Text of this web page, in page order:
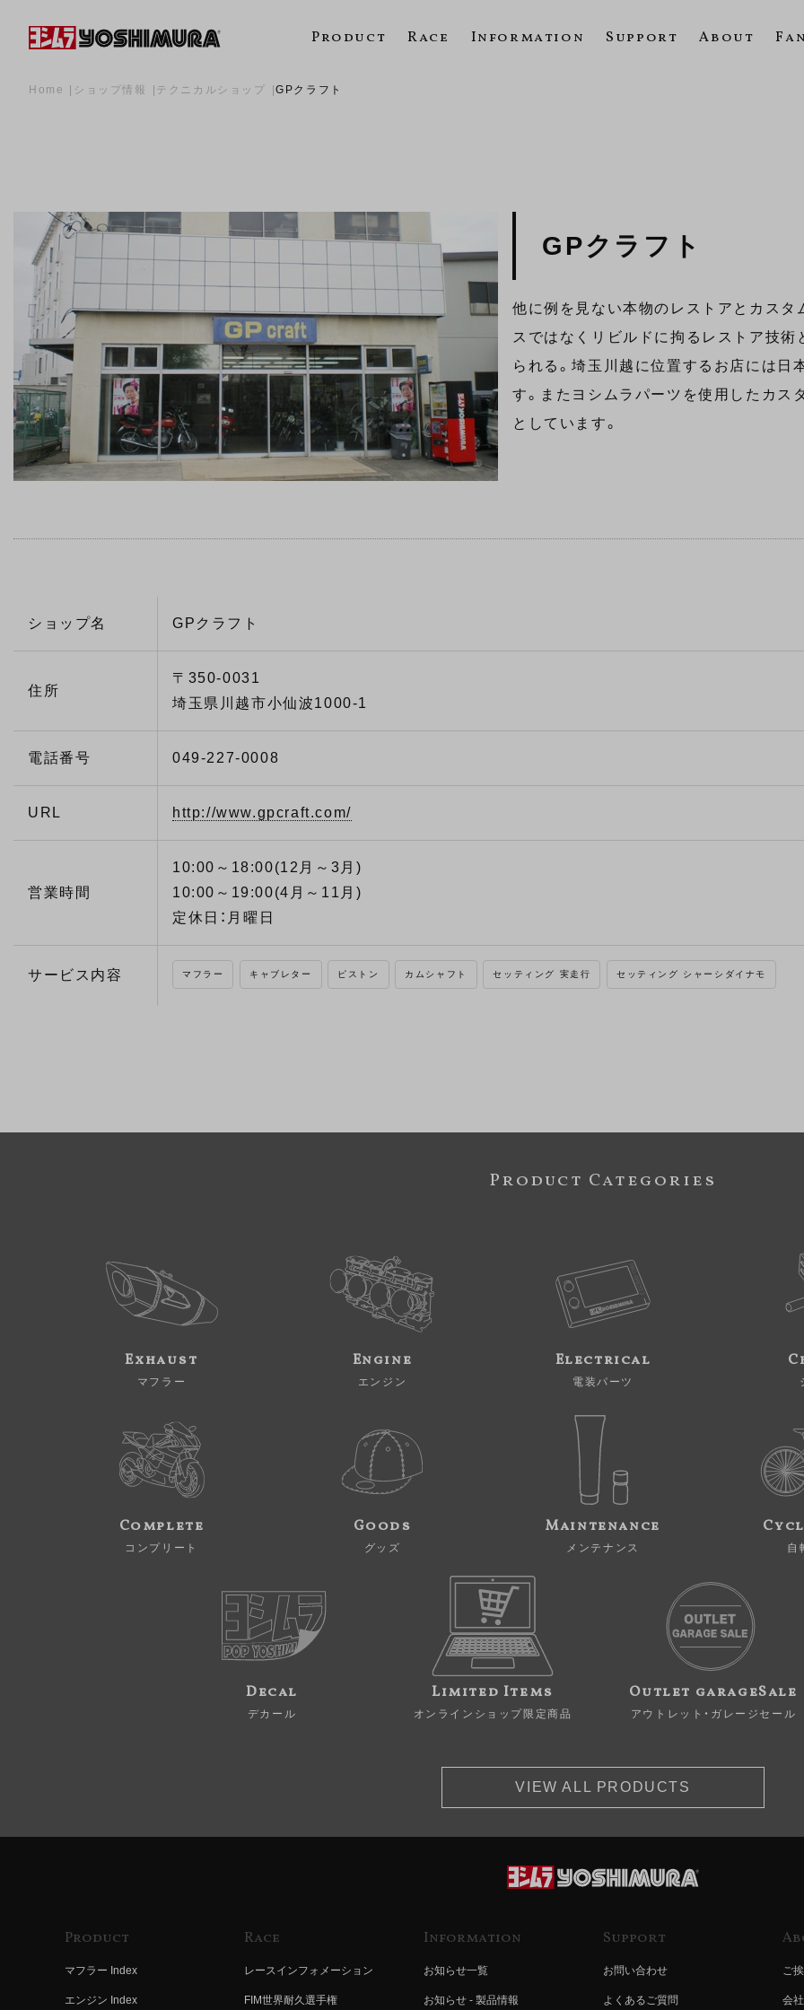
Product Race Information Support About
Home ショップ情報 テクニカルショップ GPクラフト
GPクラフト
他に例を見ない本物のレストアとカスタ
スではなくリビルドに拘るレストア技術
られる。埼玉川越に位置するお店には日
す。またヨシムラパーツを使用したカス
としています。
ショップ名 GPクラフト
住所
〒350-0031
埼玉県川越市小仙波1000-1
電話番号 049-227-0008
URL http://www.gpcraft.com/
営業時間
10:00～18:00(12月～3月)
10:00～19:00(4月～11月)
定休日：月曜日
サービス内容 マフラー キャブレター ピストン カムシャフト セッティング 実走行 セッティング シャーシダイナモ
Product Categories
Exhaust
マフラー
Engine
エンジン
Electrical
電装パーツ
Complete
コンプリート
Goods
グッズ
Maintenance
メンテナンス 自
Decal
デカール
Limited Items
オンラインショップ限定商品
Outlet garageSale
アウトレット・ガレージセール
VIEW ALL PRODUCTS
Product
マフラー Index
エンジン Index
Race
レースインフォメーション
FIM世界耐久選手権
Information
お知らせ一覧
お知らせ - 製品情報
Support
お問い合わせ
よくあるご質問
ご
会